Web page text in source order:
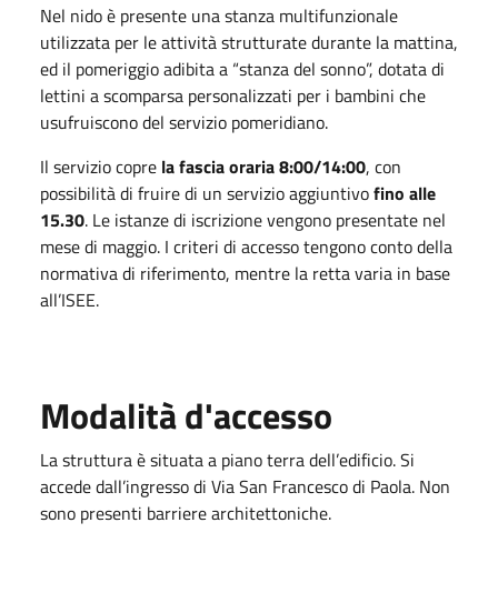
Nel nido è presente una stanza multifunzionale
utilizzata per le attività strutturate durante la mattina,
ed il pomeriggio adibita a “stanza del sonno”, dotata di
lettini a scomparsa personalizzati per i bambini che
usufruiscono del servizio pomeridiano.
Il servizio copre la fascia oraria 8:00/14:00, con
possibilità di fruire di un servizio aggiuntivofino alle
15.30. Le istanze di iscrizione vengono presentate nel
mese di maggio. I criteri di accesso tengono conto della
normativa di riferimento, mentre la retta varia in base
all’ISEE.
Modalità d'accesso
La struttura è situata a piano terra dell’edificio. Si
accede dall’ingresso di Via San Francesco di Paola. Non
sono presenti barriere architettoniche.